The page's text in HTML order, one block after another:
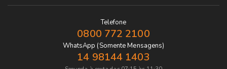
Telefone
0800 772 2100
WhatsApp (Somente Mensagens)
14 98144 1403